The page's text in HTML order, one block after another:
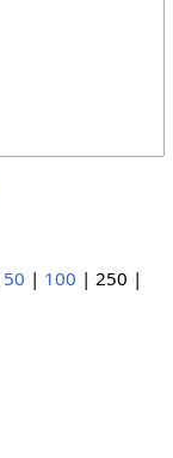
50 | 100 | 250 |